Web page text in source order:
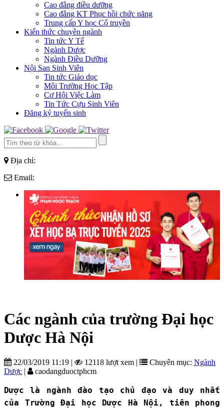
Cao đẳng điều dưỡng
Cao đẳng KT Phục hồi chức năng
Trung cấp Y học Cổ truyền
Kiến thức chuyên ngành
Tin tức Y Tế
Ngành Dược
Ngành Điều Dưỡng
Nội San Sinh Viên
Tin tức Giáo dục
Môi Trường Học Tập
Cơ Hội Việc Làm
Tin Tức Cựu Sinh Viên
Đăng ký tuyển sinh
Địa chỉ:
Email:
Các ngành của trường Đại học
Dược Hà Nội
22/03/2019 11:19 | 12118 lượt xem | Chuyên mục: Ngành
Dược | caodangduoctphcm
Dược là ngành đào tạo chủ đạo và duy nhất
của Trường Đại học Dược Hà Nội, tiên phong